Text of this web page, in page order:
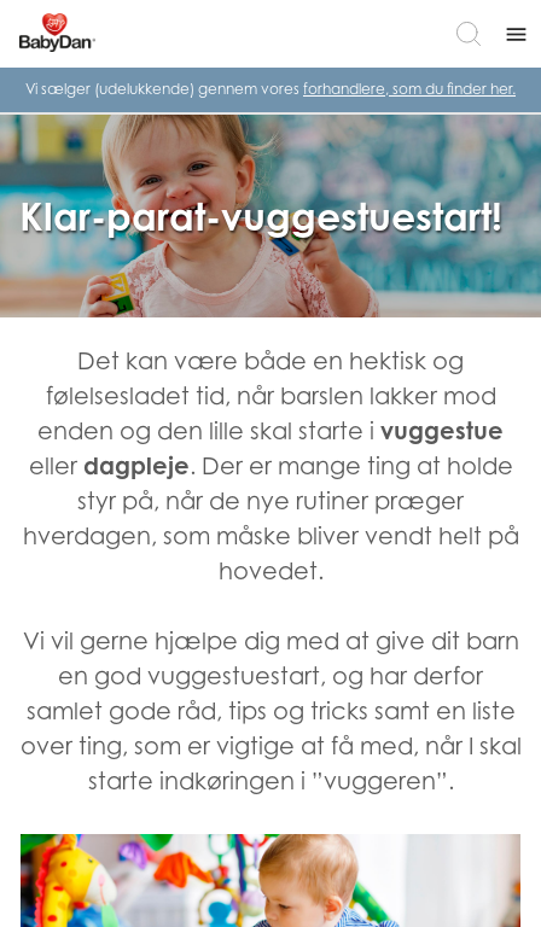
menu
Vi sælger (udelukkende) gennem vores forhandlere, som du finder her.
Klar-parat-vuggestuestart!
Det kan være både en hektisk og
følelsesladet tid, når barslen lakker mod
enden og den lille skal starte i vuggestue
eller dagpleje. Der er mange ting at holde
styr på, når de nye rutiner præger
hverdagen, som måske bliver vendt helt på
hovedet.
Vi vil gerne hjælpe dig med at give dit barn
en god vuggestuestart, og har derfor
samlet gode råd, tips og tricks samt en liste
over ting, som er vigtige at få med, når I skal
starte indkøringen i ”vuggeren”.